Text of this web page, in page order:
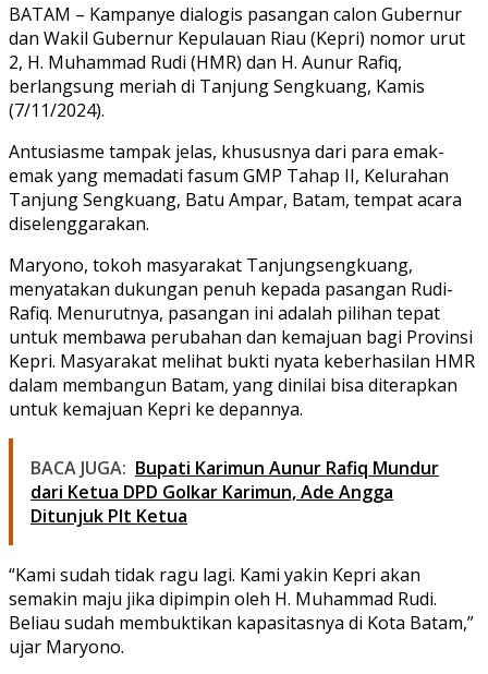
BATAM – Kampanye dialogis pasangan calon Gubernur
dan Wakil Gubernur Kepulauan Riau (Kepri) nomor urut
2, H. Muhammad Rudi (HMR) dan H. Aunur Rafiq,
berlangsung meriah di Tanjung Sengkuang, Kamis
(7/11/2024).
Antusiasme tampak jelas, khususnya dari para emak-
emak yang memadati fasum GMP Tahap II, Kelurahan
Tanjung Sengkuang, Batu Ampar, Batam, tempat acara
diselenggarakan.
Maryono, tokoh masyarakat Tanjungsengkuang,
menyatakan dukungan penuh kepada pasangan Rudi-
Rafiq. Menurutnya, pasangan ini adalah pilihan tepat
untuk membawa perubahan dan kemajuan bagi Provinsi
Kepri. Masyarakat melihat bukti nyata keberhasilan HMR
dalam membangun Batam, yang dinilai bisa diterapkan
untuk kemajuan Kepri ke depannya.
BACA JUGA: Bupati Karimun Aunur Rafiq Mundur
dari Ketua DPD Golkar Karimun, Ade Angga
Ditunjuk Plt Ketua
“Kami sudah tidak ragu lagi. Kami yakin Kepri akan
semakin maju jika dipimpin oleh H. Muhammad Rudi.
Beliau sudah membuktikan kapasitasnya di Kota Batam,”
ujar Maryono.